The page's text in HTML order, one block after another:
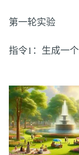
第一轮实验
指令1：生成一